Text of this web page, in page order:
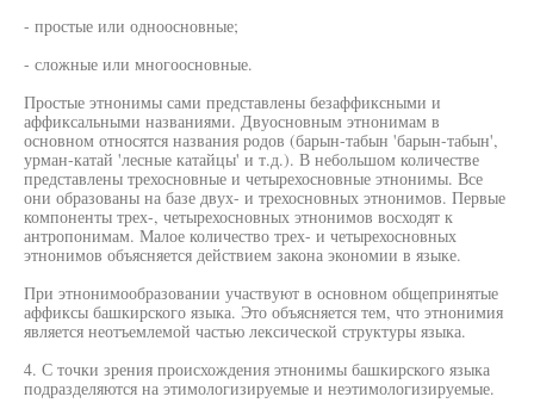
- простые или одноосновные;
- сложные или многоосновные.
Простые этнонимы сами представлены безаффиксными и
аффиксальными названиями. Двуосновным этнонимам в
основном относятся названия родов (барын-табын 'барын-табын',
урман-катай 'лесные катайцы' и т.д.). В небольшом количестве
представлены трехосновные и четырехосновные этнонимы. Все
они образованы на базе двух- и трехосновных этнонимов. Первые
компоненты трех-, четырехосновных этнонимов восходят к
антропонимам. Малое количество трех- и четырехосновных
этнонимов объясняется действием закона экономии в языке.
При этнонимообразовании участвуют в основном общепринятые
аффиксы башкирского языка. Это объясняется тем, что этнонимия
является неотъемлемой частью лексической структуры языка.
4. С точки зрения происхождения этнонимы башкирского языка
подразделяются на этимологизируемые и неэтимологизируемые.